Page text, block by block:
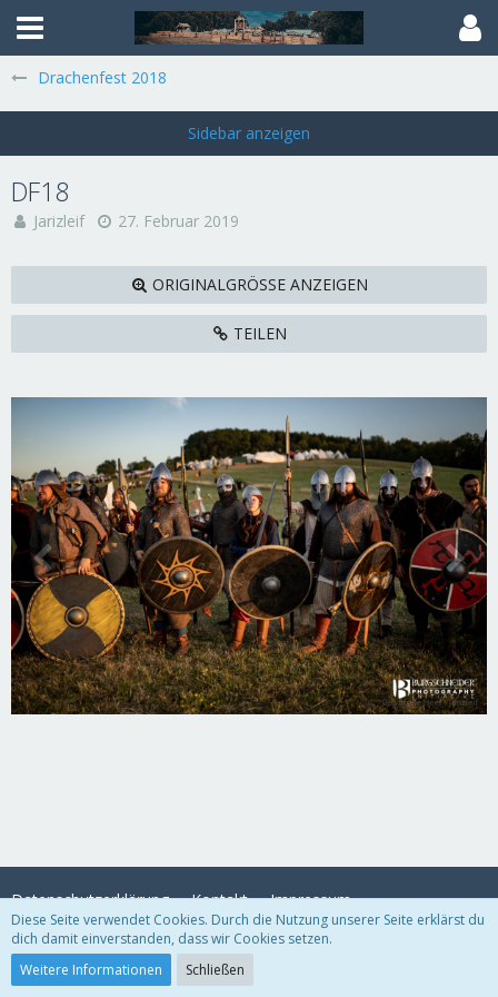
Drachenfest 2018
DF18
Jarizleif 27. Februar 2019
ORIGINALGRÖSSE ANZEIGEN
TEILEN
Datenschutzerklärung Kontakt Impressum
Community-Software:
Diese Seite verwendet Cookies. Durch die Nutzung unserer Seite erklärst du
dich damit einverstanden, dass wir Cookies setzen.
Weitere Informationen
Schließen